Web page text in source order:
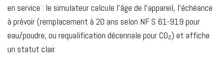
en service : le simulateur calcule l’âge de l’appareil, l’échéance
à prévoir (remplacement à 20 ans selon NF S 61-919 pour
eau/poudre, ou requalification décennale pour CO₂) et affiche
un statut clair.